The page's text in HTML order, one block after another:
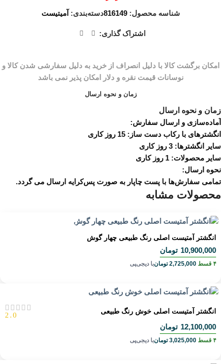
شناسه محصول:816149دسته‌بندی: آمیتیست
اشتراک گذاری:
زمان و نحوه ارسال
زمان و نحوه ارسال
آماده‌سازی و ارسال سفارش:
انگشترهای با رکاب دست ساز: 15 روز کاری
سایر انگشترها: 3 روز کاری
سایر محصولات: 1 روز کاری
نحوه ارسال:
تمامی سفارش‌ها با پست چاپار به صورت پس‌کرایه ارسال می گردد.
محصولات مشابه
انگشتر آمتیست اصلی رنگ طبیعی چهار گوش
10,900,000 تومان
۴ قسط 2,725,000 تومانبا دیجی‌پی
انگشتر آمتیست اصلی خوش رنگ طبیعی 2.0
12,100,000 تومان
۴ قسط 3,025,000 تومانبا دیجی‌پی